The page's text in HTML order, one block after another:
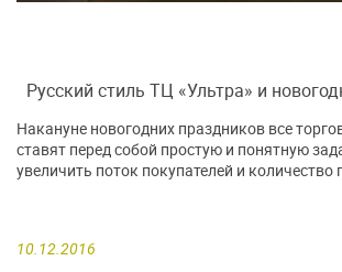
Русский стиль ТЦ «Ультра» и
10.12.2016
Накануне новогодних праздников все
ставят перед собой простую и понятную
увеличить поток покупателей и количество